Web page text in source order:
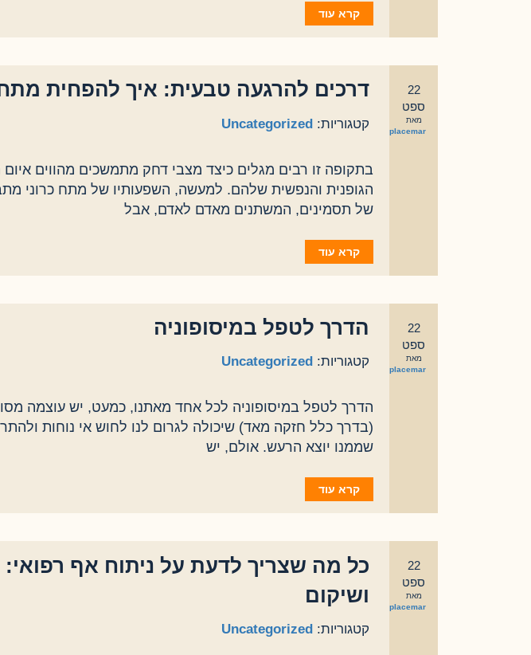
קרא עוד
22
ספט
מאת
eplacemar
דרכים להרגעה טבעית: איך להפחית
קטגוריות: Uncategorized
בתקופה זו רבים מגלים כיצד מצבי דחק מתמשכים מהווים
הגופנית והנפשית שלהם. למעשה, השפעותיו של מתח כרוני
של תסמינים, המשתנים מאדם לאדם, אבל
קרא עוד
22
ספט
מאת
eplacemar
הדרך לטפל במיסופוניה
קטגוריות: Uncategorized
הדרך לטפל במיסופוניה לכל אחד מאתנו, כמעט, יש עוצמה
(בדרך כלל חזקה מאד) שיכולה לגרום לנו לחוש אי נוחות
שממנו יוצא הרעש. אולם, יש
קרא עוד
22
ספט
מאת
eplacemar
כל מה שצריך לדעת על ניתוח אף רפואי:
ושיקום
קטגוריות: Uncategorized